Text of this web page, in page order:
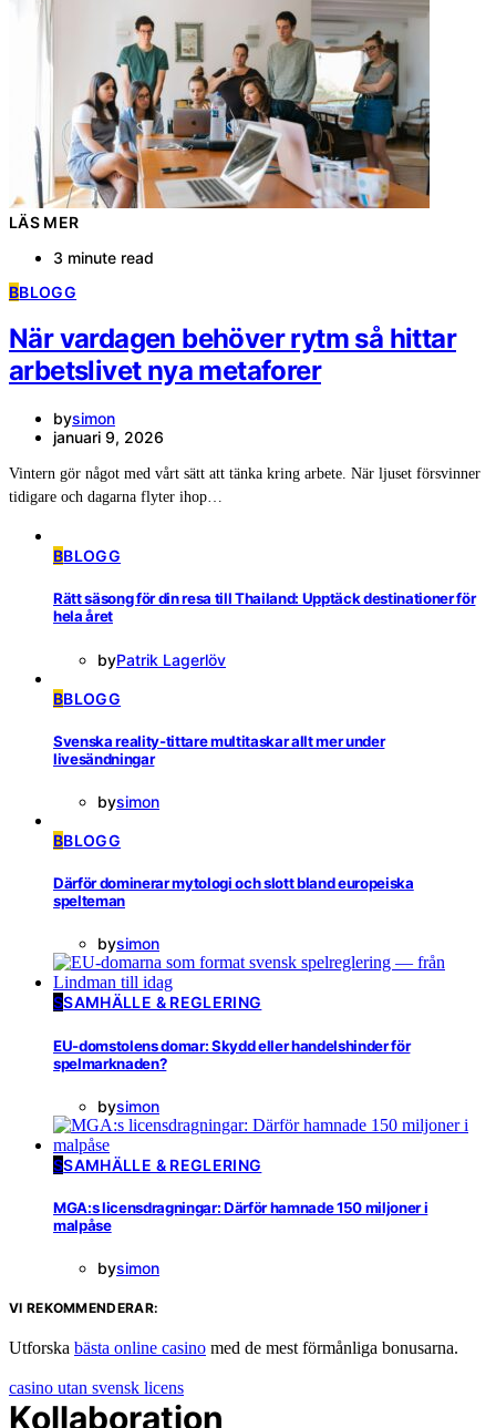
LÄS MER
3 minute read
BBLOGG
När vardagen behöver rytm så hittar
arbetslivet nya metaforer
bysimon
januari 9, 2026
Vintern gör något med vårt sätt att tänka kring arbete. När ljuset försvinner
tidigare och dagarna flyter ihop…
BBLOGG
Rätt säsong för din resa till Thailand: Upptäck destinationer för
hela året
byPatrik Lagerlöv
BBLOGG
Svenska reality-tittare multitaskar allt mer under
livesändningar
bysimon
BBLOGG
Därför dominerar mytologi och slott bland europeiska
spelteman
bysimon
SSAMHÄLLE & REGLERING
EU-domstolens domar: Skydd eller handelshinder för
spelmarknaden?
bysimon
SSAMHÄLLE & REGLERING
MGA:s licensdragningar: Därför hamnade 150 miljoner i
malpåse
bysimon
VI REKOMMENDERAR:
Utforska bästa online casino med de mest förmånliga bonusarna.
casino utan svensk licens
Kollaboration